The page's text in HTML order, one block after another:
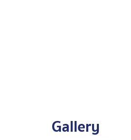
ส่วนเรื่อง MOU
การตั้งคณะกรรม
Gallery